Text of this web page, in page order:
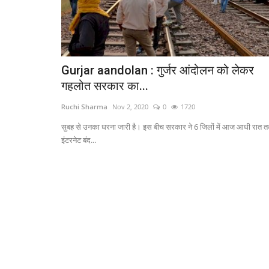
Gurjar aandolan : गुर्जर आंदोलन को लेकर
गहलोत सरकार का...
Ruchi Sharma Nov 2, 2020 0 1720
सुबह से उनका धरना जारी है। इस बीच सरकार ने 6 जिलों में आज आधी रात
इंटरनेट बंद...